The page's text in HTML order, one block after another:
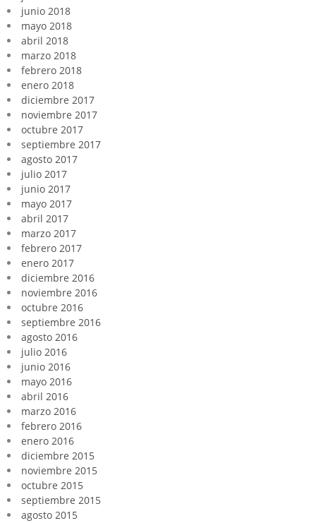
junio 2018
mayo 2018
abril 2018
marzo 2018
febrero 2018
enero 2018
diciembre 2017
noviembre 2017
octubre 2017
septiembre 2017
agosto 2017
julio 2017
junio 2017
mayo 2017
abril 2017
marzo 2017
febrero 2017
enero 2017
diciembre 2016
noviembre 2016
octubre 2016
septiembre 2016
agosto 2016
julio 2016
junio 2016
mayo 2016
abril 2016
marzo 2016
febrero 2016
enero 2016
diciembre 2015
noviembre 2015
octubre 2015
septiembre 2015
agosto 2015